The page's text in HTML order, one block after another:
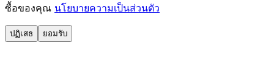
ซื้อของคุณ นโยบายความเป็นส่วนตัว
ปฏิเสธ ยอมรับ